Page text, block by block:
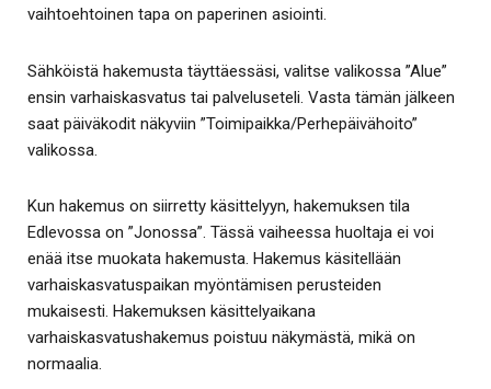
vaihtoehtoinen tapa on paperinen asiointi.
Sähköistä hakemusta täyttäessäsi, valitse valikossa ”Alue”
ensin varhaiskasvatus tai palveluseteli. Vasta tämän jälkeen
saat päiväkodit näkyviin ”Toimipaikka/Perhepäivähoito”
valikossa.
Kun hakemus on siirretty käsittelyyn, hakemuksen tila
Edlevossa on ”Jonossa”. Tässä vaiheessa huoltaja ei voi
enää itse muokata hakemusta. Hakemus käsitellään
varhaiskasvatuspaikan myöntämisen perusteiden
mukaisesti. Hakemuksen käsittelyaikana
varhaiskasvatushakemus poistuu näkymästä, mikä on
normaalia.